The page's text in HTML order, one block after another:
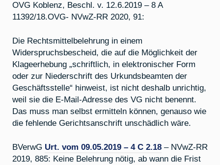
OVG Koblenz, Beschl. v. 12.6.2019 – 8 A
11392/18.OVG- NVwZ-RR 2020, 91:
Die Rechtsmittelbelehrung in einem
Widerspruchsbescheid, die auf die Möglichkeit der
Klageerhebung „schriftlich, in elektronischer Form
oder zur Niederschrift des Urkundsbeamten der
Geschäftsstelle“ hinweist, ist nicht deshalb unrichtig,
weil sie die E-Mail-Adresse des VG nicht benennt.
Das muss man selbst ermitteln können, genauso wie
die fehlende Gerichtsanschrift unschädlich wäre.
BVerwG Urt. vom 09.05.2019 – 4 C 2.18 – NVwZ-RR
2019, 885: Keine Belehrung nötig, ab wann die Frist